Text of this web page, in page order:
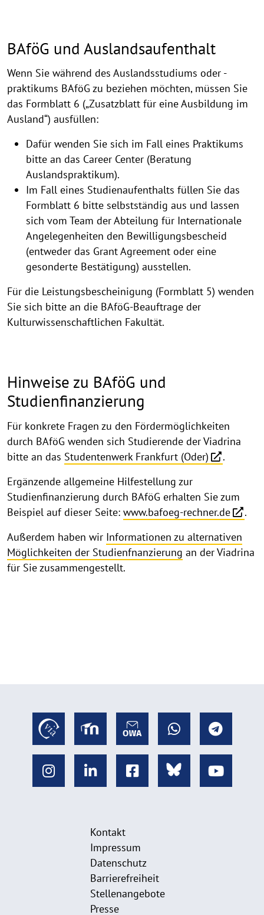
BAföG und Auslandsaufenthalt
Wenn Sie während des Auslandsstudiums oder -
praktikums BAföG zu beziehen möchten, müssen Sie
das Formblatt 6 („Zusatzblatt für eine Ausbildung im
Ausland“) ausfüllen:
Dafür wenden Sie sich im Fall eines Praktikums
bitte an das Career Center (Beratung
Auslandspraktikum).
Im Fall eines Studienaufenthalts füllen Sie das
Formblatt 6 bitte selbstständig aus und lassen
sich vom Team der Abteilung für Internationale
Angelegenheiten den Bewilligungsbescheid
(entweder das Grant Agreement oder eine
gesonderte Bestätigung) ausstellen.
Für die Leistungsbescheinigung (Formblatt 5) wenden
Sie sich bitte an die BAföG-Beauftrage der
Kulturwissenschaftlichen Fakultät.
Hinweise zu BAföG und
Studienfinanzierung
Für konkrete Fragen zu den Fördermöglichkeiten
durch BAföG wenden sich Studierende der Viadrina
bitte an das Studentenwerk Frankfurt (Oder)
.
Ergänzende allgemeine Hilfestellung zur
Studienfinanzierung durch BAföG erhalten Sie zum
Beispiel auf dieser Seite: www.bafoeg-rechner.de
.
Außerdem haben wir Informationen zu alternativen
Möglichkeiten der Studienfnanzierung an der Viadrina
für Sie zusammengestellt.
Kontakt
Impressum
Datenschutz
Barrierefreiheit
Stellenangebote
Presse